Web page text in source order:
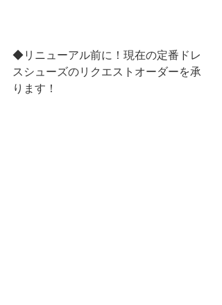
◆リニューアル前に！現在の定番ドレ
スシューズのリクエストオーダーを承
ります！